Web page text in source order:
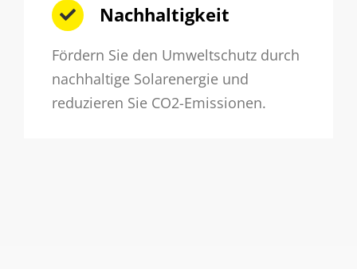
Nachhaltigkeit
Fördern Sie den Umweltschutz durch
nachhaltige Solarenergie und
reduzieren Sie CO2-Emissionen.